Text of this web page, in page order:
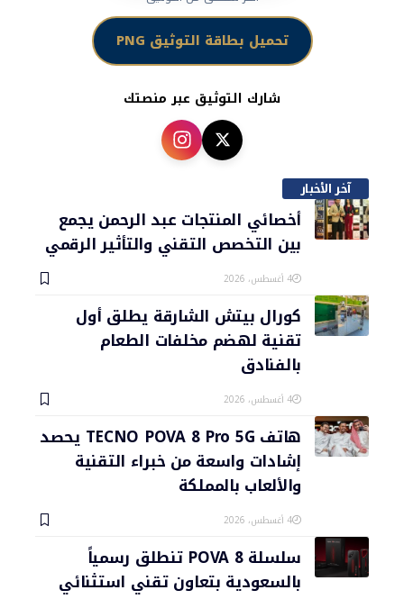
تحميل بطاقة التوثيق PNG
شارك التوثيق عبر منصتك
آخر الأخبار
أخصائي المنتجات عبد الرحمن يجمع
بين التخصص التقني والتأثير الرقمي
4 أغسطس، 2026
كورال بيتش الشارقة يطلق أول
تقنية لهضم مخلفات الطعام
بالفنادق
4 أغسطس، 2026
هاتف TECNO POVA 8 Pro 5G يحصد
إشادات واسعة من خبراء التقنية
والألعاب بالمملكة
4 أغسطس، 2026
سلسلة POVA 8 تنطلق رسمياً
بالسعودية بتعاون تقني استثنائي